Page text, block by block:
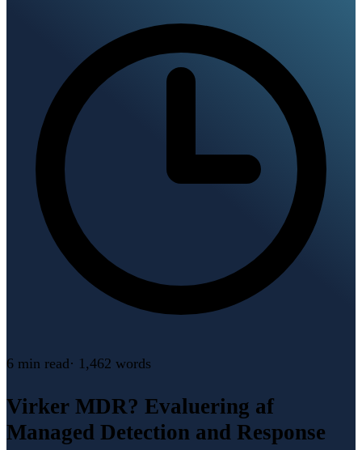
6 min read· 1,462 words
Virker MDR? Evaluering af
Managed Detection and Response